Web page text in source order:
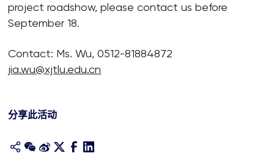
project roadshow, please contact us before
September 18.
Contact: Ms. Wu, 0512-81884872
jia.wu@xjtlu.edu.cn
分享此活动